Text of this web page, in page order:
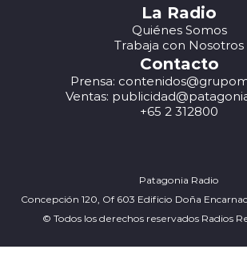
La Radio
Quiénes Somos
Trabaja con Nosotros
Contacto
Prensa:
Ventas:
+65 2 312800
Patagonia Radio
Concepción 120, Of 603 Edificio Doña
© Todos los derechos reservados Radios